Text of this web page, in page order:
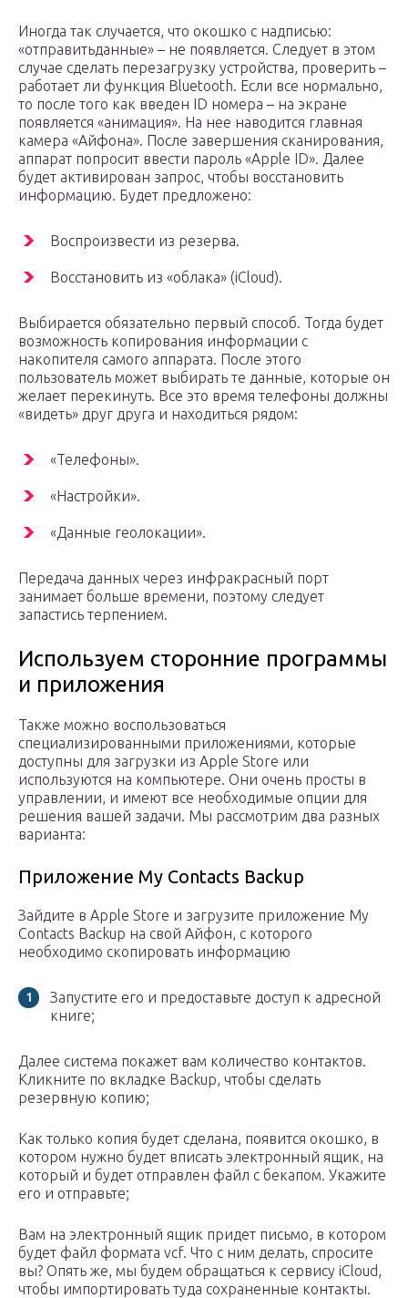
Иногда так случается, что окошко с надписью:
«отправитьданные» – не появляется. Следует в этом
случае сделать перезагрузку устройства, проверить –
работает ли функция Bluetooth. Если все нормально,
то после того как введен ID номера – на экране
появляется «анимация». На нее наводится главная
камера «Айфона». После завершения сканирования,
аппарат попросит ввести пароль «Apple ID». Далее
будет активирован запрос, чтобы восстановить
информацию. Будет предложено:
Воспроизвести из резерва.
Восстановить из «облака» (iCloud).
Выбирается обязательно первый способ. Тогда будет
возможность копирования информации с
накопителя самого аппарата. После этого
пользователь может выбирать те данные, которые он
желает перекинуть. Все это время телефоны должны
«видеть» друг друга и находиться рядом:
«Телефоны».
«Настройки».
«Данные геолокации».
Передача данных через инфракрасный порт
занимает больше времени, поэтому следует
запастись терпением.
Используем сторонние программы
и приложения
Также можно воспользоваться
специализированными приложениями, которые
доступны для загрузки из Apple Store или
используются на компьютере. Они очень просты в
управлении, и имеют все необходимые опции для
решения вашей задачи. Мы рассмотрим два разных
варианта:
Приложение My Contacts Backup
Зайдите в Apple Store и загрузите приложение My
Contacts Backup на свой Айфон, с которого
необходимо скопировать информацию
Запустите его и предоставьте доступ к адресной
книге;
Далее система покажет вам количество контактов.
Кликните по вкладке Backup, чтобы сделать
резервную копию;
Как только копия будет сделана, появится окошко, в
котором нужно будет вписать электронный ящик, на
который и будет отправлен файл с бекапом. Укажите
его и отправьте;
Вам на электронный ящик придет письмо, в котором
будет файл формата vcf. Что с ним делать, спросите
вы? Опять же, мы будем обращаться к сервису iCloud,
чтобы импортировать туда сохраненные контакты.